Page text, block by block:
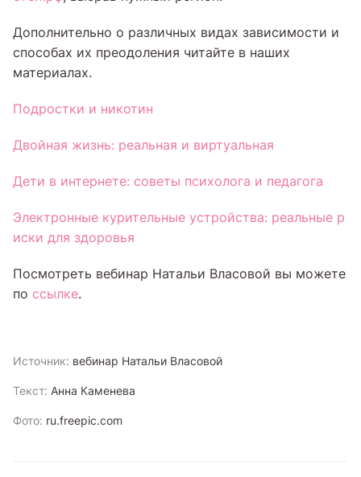
Дополнительно о различных видах зависимости и
способах их преодоления читайте в наших
материалах.
Подростки и никотин
Двойная жизнь: реальная и виртуальная
Дети в интернете: советы психолога и педагога
Электронные курительные устройства: реальные р
иски для здоровья
Посмотреть вебинар Натальи Власовой вы можете
по ссылке.
Источник: вебинар Натальи Власовой
Текст: Анна Каменева
Фото: ru.freepic.com